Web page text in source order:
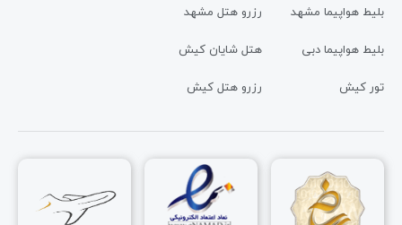
بلیط هواپیما مشهد
بلیط هواپیما دبی
تور کیش
رزرو هتل مشهد
هتل شایان کیش
رزرو هتل کیش